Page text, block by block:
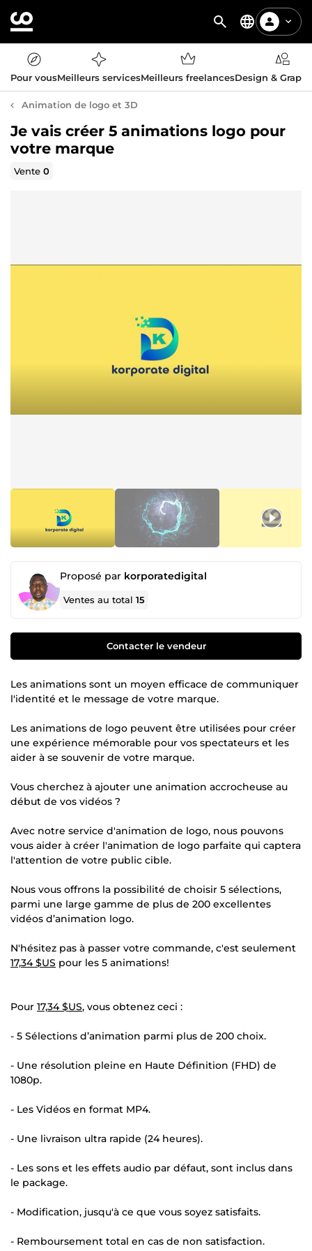
Pour vousMeilleurs servicesMeilleurs freelancesDesign &
Animation de logo et 3D
Je vais créer 5 animations logo pour
votre marque
Vente0
Proposé par korporatedigital
Ventes au total15
Contacter le vendeur
Les animations sont un moyen efficace de communiquer
l'identité et le message de votre marque.
Les animations de logo peuvent être utilisées pour créer
une expérience mémorable pour vos spectateurs et les
aider à se souvenir de votre marque.
Vous cherchez à ajouter une animation accrocheuse au
début de vos vidéos ?
Avec notre service d'animation de logo, nous pouvons
vous aider à créer l'animation de logo parfaite qui captera
l'attention de votre public cible.
Nous vous offrons la possibilité de choisir 5 sélections,
parmi une large gamme de plus de 200 excellentes
vidéos d’animation logo.
N'hésitez pas à passer votre commande, c'est seulement
17,34 $US pour les 5 animations!
Pour 17,34 $US, vous obtenez ceci :
- 5 Sélections d’animation parmi plus de 200 choix.
- Une résolution pleine en Haute Définition (FHD) de
1080p.
- Les Vidéos en format MP4.
- Une livraison ultra rapide (24 heures).
- Les sons et les effets audio par défaut, sont inclus dans
le package.
- Modification, jusqu'à ce que vous soyez satisfaits.
- Remboursement total en cas de non satisfaction.